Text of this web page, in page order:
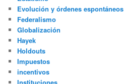
Evolución y órdenes espontáneos
Federalismo
Globalización
Hayek
Holdouts
Impuestos
incentivos